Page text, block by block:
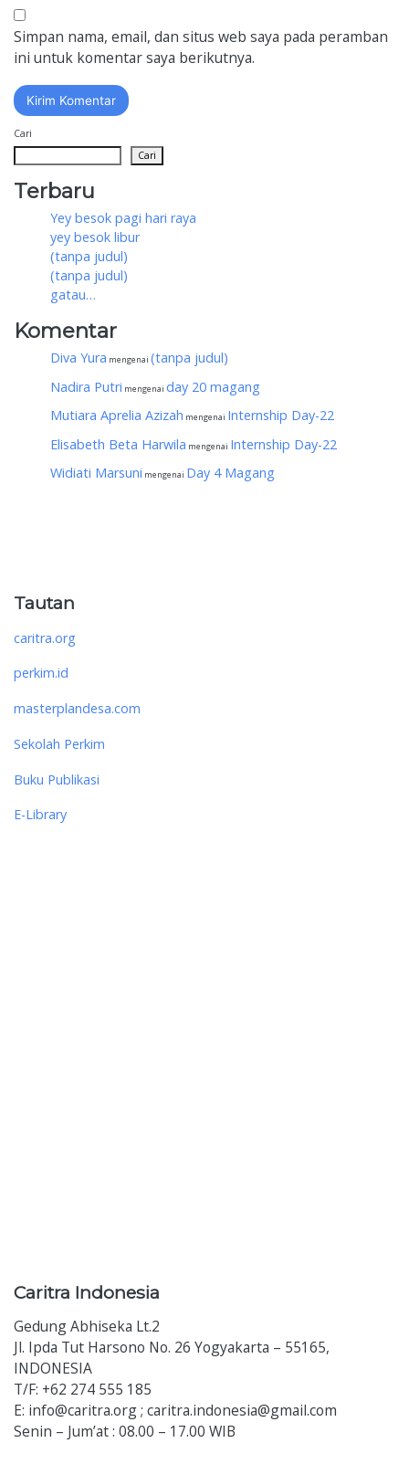
Simpan nama, email, dan situs web saya pada peramban
ini untuk komentar saya berikutnya.
Cari
Cari
Terbaru
Yey besok pagi hari raya
yey besok libur
(tanpa judul)
(tanpa judul)
gatau…
Komentar
Diva Yura mengenai (tanpa judul)
Nadira Putri mengenai day 20 magang
Mutiara Aprelia Azizah mengenai Internship Day-22
Elisabeth Beta Harwila mengenai Internship Day-22
Widiati Marsuni mengenai Day 4 Magang
Tautan
caritra.org
perkim.id
masterplandesa.com
Sekolah Perkim
Buku Publikasi
E-Library
Caritra Indonesia
Gedung Abhiseka Lt.2
Jl. Ipda Tut Harsono No. 26 Yogyakarta – 55165,
INDONESIA
T/F: +62 274 555 185
E: info@caritra.org ; caritra.indonesia@gmail.com
Senin – Jum’at : 08.00 – 17.00 WIB